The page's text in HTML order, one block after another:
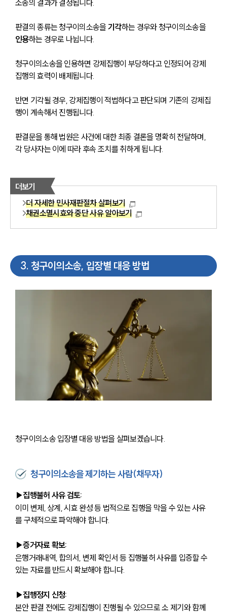
소식/자료
법률 블로그
뉴스레터/브로슈어
세미나
대륜법률상담예약
소송의 결과가 결정됩니다.
판결의 종류는 청구이의소송을 기각하는 경우와 청구이의소송을
인용하는 경우로 나뉩니다.
청구이의소송을 인용하면 강제집행이 부당하다고 인정되어 강제
집행의 효력이 배제됩니다.
반면 기각될 경우, 강제집행이 적법하다고 판단되며 기존의 강제집
행이 계속해서 진행됩니다.
판결문을 통해 법원은 사건에 대한 최종 결론을 명확히 전달하며,
각 당사자는 이에 따라 후속 조치를 취하게 됩니다.
더보기
더 자세한 민사재판절차 살펴보기
채권소멸시효와 중단 사유 알아보기
3. 청구이의소송, 입장별 대응 방법
청구이의소송 입장별 대응 방법을 살펴보겠습니다.
청구이의소송을 제기하는 사람(채무자)
▶집행불허 사유 검토:
이미 변제, 상계, 시효 완성 등 법적으로 집행을 막을 수 있는 사유
를 구체적으로 파악해야 합니다.
▶증거자료 확보:
은행거래내역, 합의서, 변제 확인서 등 집행불허 사유를 입증할 수
있는 자료를 반드시 확보해야 합니다.
▶집행정지 신청:
본안 판결 전에도 강제집행이 진행될 수 있으므로 소 제기와 함께